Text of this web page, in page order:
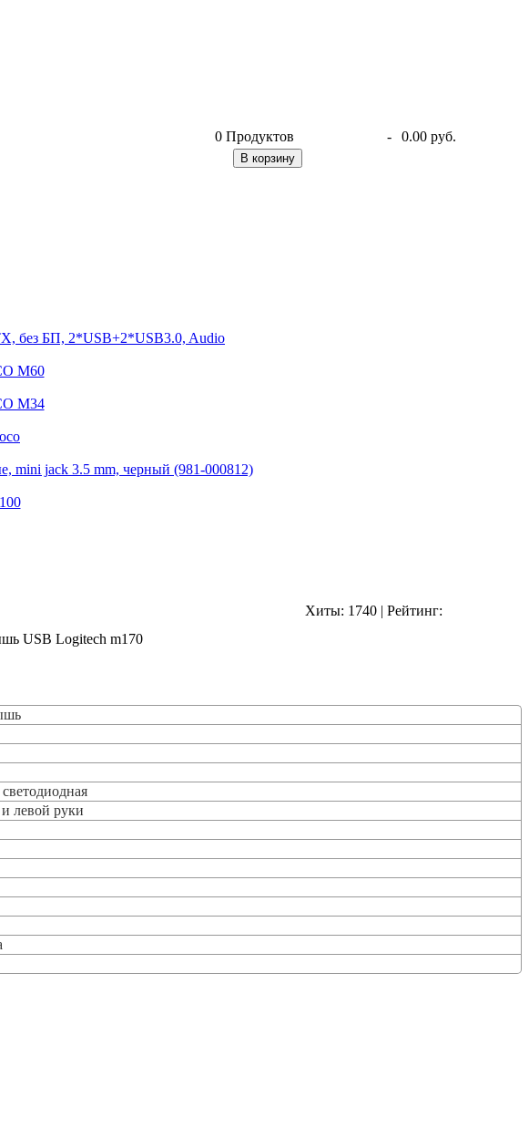
0 Продуктов - 0.00 руб.
В корзину
без БП, 2*USB+2*USB3.0, Audio
M60
M34
mini jack 3.5 mm, черный (981-000812)
Хиты: 1740 | Рейтинг:
левой руки